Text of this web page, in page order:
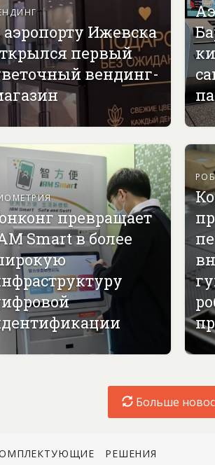
аэропорту Ижевска
первый
вендинг-
превращает
Smart в более
Больше
РЕШЕНИЯ